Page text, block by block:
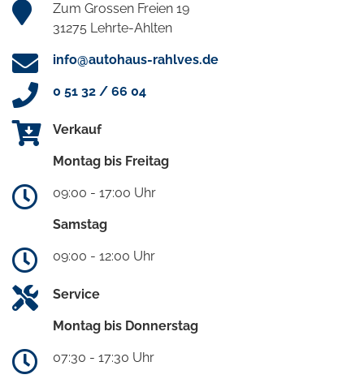
Zum Grossen Freien 19
31275 Lehrte-Ahlten
info@autohaus-rahlves.de
0 51 32 / 66 04
Verkauf
Montag bis Freitag
09:00 - 17:00 Uhr
Samstag
09:00 - 12:00 Uhr
Service
Montag bis Donnerstag
07:30 - 17:30 Uhr